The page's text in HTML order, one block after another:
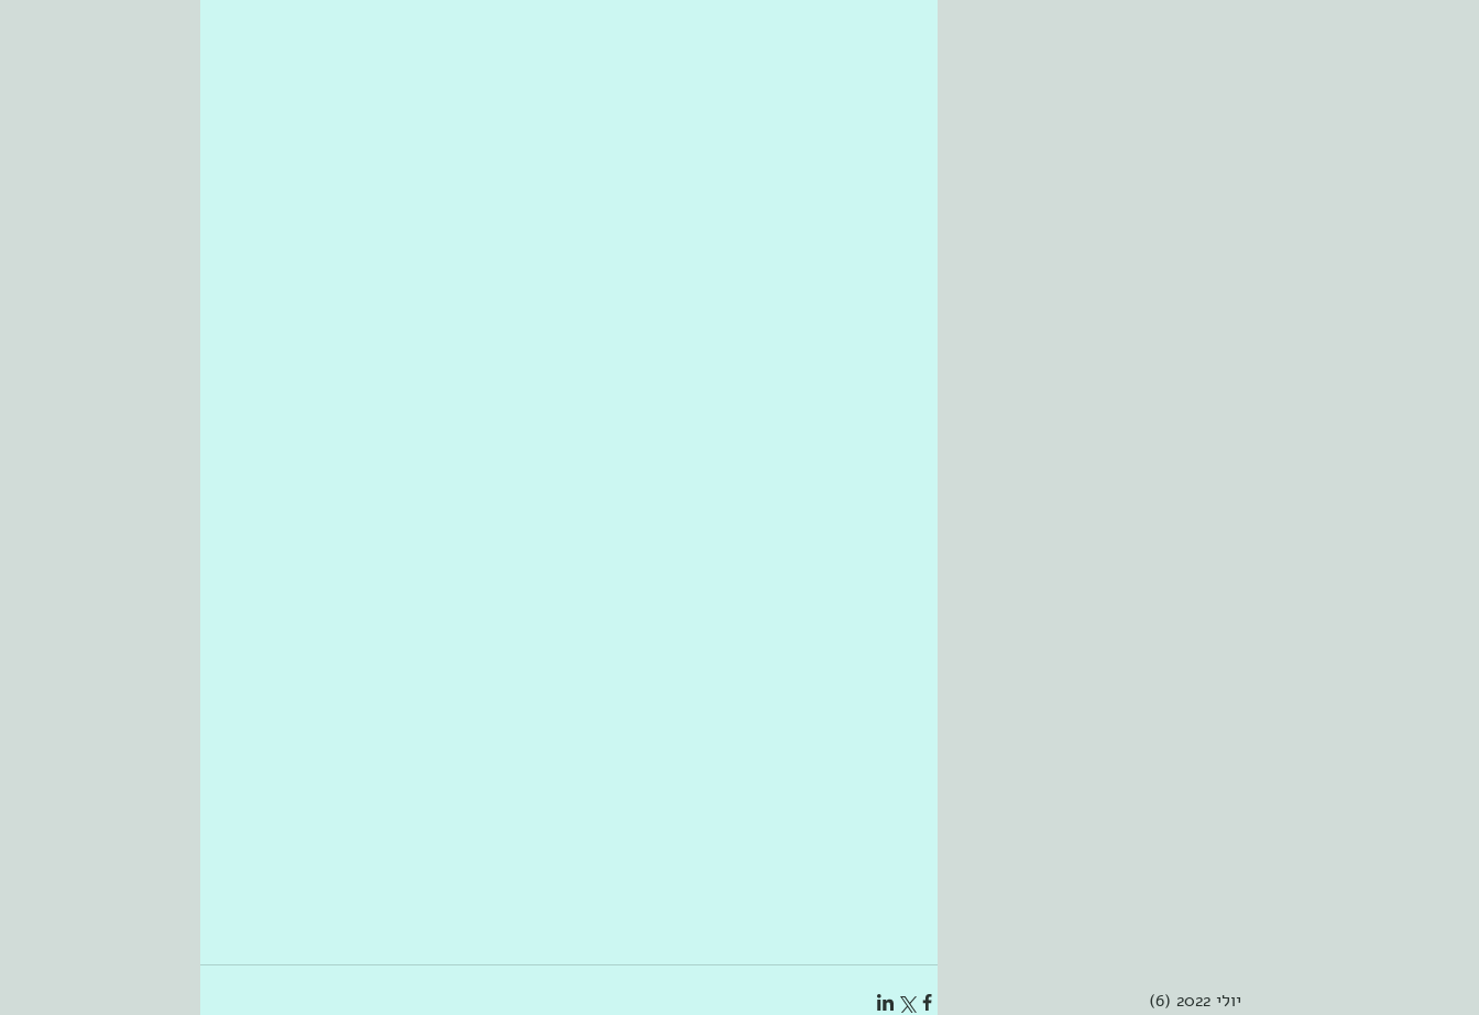
יולי 2022 (6)